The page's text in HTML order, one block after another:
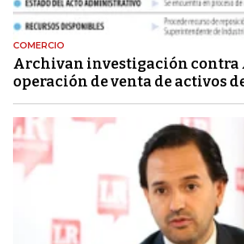
COMERCIO
Archivan investigación contra
operación de venta de activos